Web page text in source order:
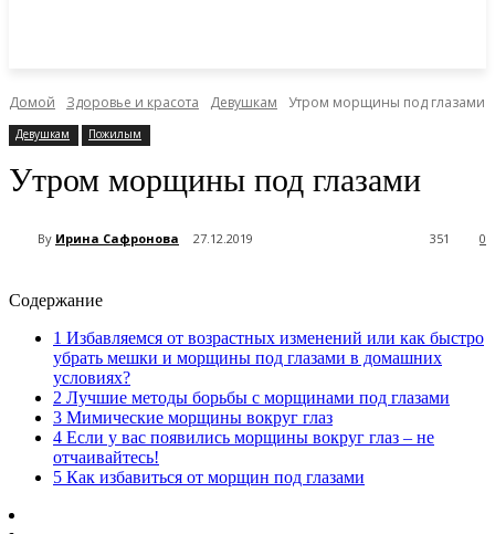
Домой Здоровье и красота Девушкам Утром морщины под глазами
Девушкам Пожилым
Утром морщины под глазами
By Ирина Сафронова 27.12.2019 0
351
Содержание
1 Избавляемся от возрастных изменений или как быстро
убрать мешки и морщины под глазами в домашних
условиях?
2 Лучшие методы борьбы с морщинами под глазами
3 Мимические морщины вокруг глаз
4 Если у вас появились морщины вокруг глаз – не
отчаивайтесь!
5 Как избавиться от морщин под глазами